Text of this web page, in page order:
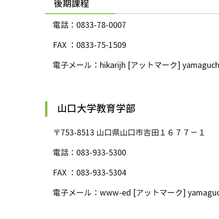
後期課程
電話：0833-78-0007
FAX ：0833-75-1509
電子メール：hikarijh [アットマーク]
山口大学教育学部
〒753-8513 山口県山口市吉田１６７７－１
電話：083-933-5300
FAX ：083-933-5304
電子メール：www-ed [アットマーク]